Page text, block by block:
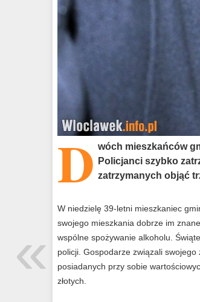
D wóch mieszkańców
Policjanci szybko
zatrzymanych objąć
W niedzielę 39-letni mieszkaniec
swojego mieszkania dobrze im
wspólne spożywanie alkoholu.
policji. Gospodarze związali
posiadanych przy sobie
złotych.
«